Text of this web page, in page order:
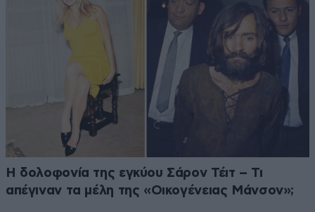
Η δολοφονία της εγκύου Σάρον Τέιτ – Τι
απέγιναν τα μέλη της «Οικογένειας Μάνσον»;